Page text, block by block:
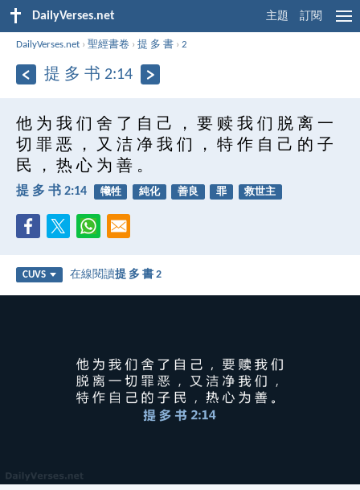
DailyVerses.net 主題 訂閱
DailyVerses.net ›聖經書卷 ›提 多 書 ›2
提 多 书 2:14
他 为 我 们 舍 了 自 己 ， 要 赎 我 们 脱 离 一
切 罪 恶 ， 又 洁 净 我 们 ， 特 作 自 己 的 子
民 ， 热 心 为 善 。
提 多 书 2:14 犧牲 純化 善良 罪 救世主
CUVS 在線閱讀提 多 書 2